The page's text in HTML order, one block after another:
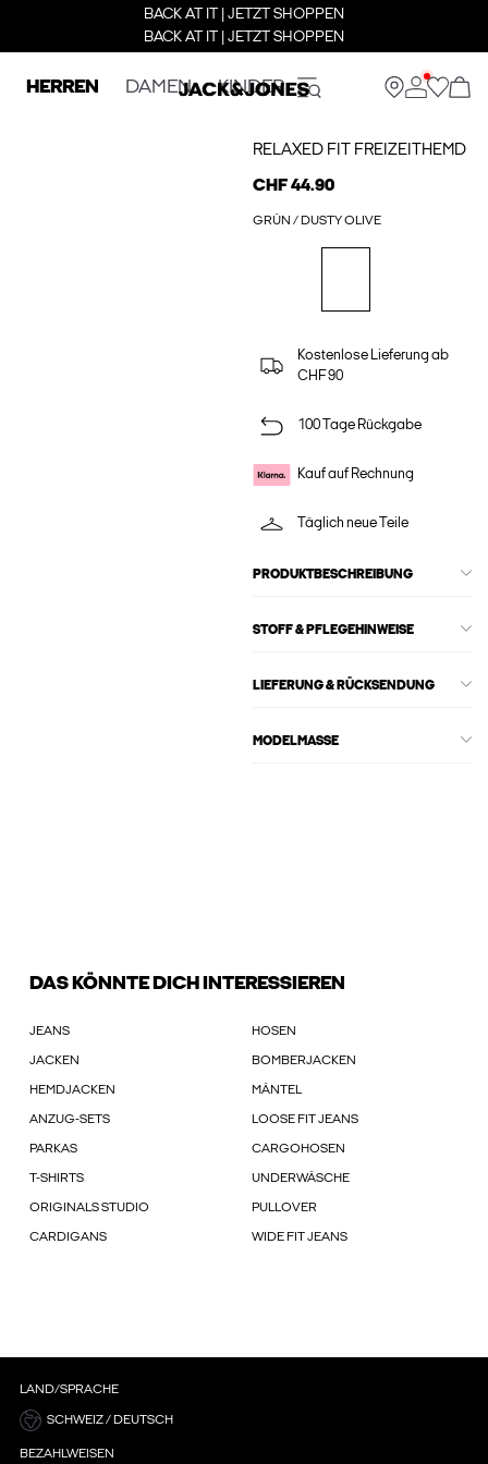
BACK AT IT | JETZT SHOPPEN
BACK AT IT | JETZT SHOPPEN
HERREN DAMEN KINDER
RELAXED FIT FREIZEITHEMD
CHF 44.90
GRÜN / DUSTY OLIVE
Kostenlose Lieferung ab
CHF 90
100 Tage Rückgabe
Kauf auf Rechnung
Täglich neue Teile
PRODUKTBESCHREIBUNG
STOFF & PFLEGEHINWEISE
LIEFERUNG & RÜCKSENDUNG
MODELMASSE
DAS KÖNNTE DICH INTERESSIEREN
JEANS HOSEN
JACKEN BOMBERJACKEN
HEMDJACKEN MÄNTEL
ANZUG-SETS LOOSE FIT JEANS
PARKAS CARGOHOSEN
T-SHIRTS UNDERWÄSCHE
ORIGINALS STUDIO PULLOVER
CARDIGANS WIDE FIT JEANS
LAND/SPRACHE
SCHWEIZ / DEUTSCH
BEZAHLWEISEN